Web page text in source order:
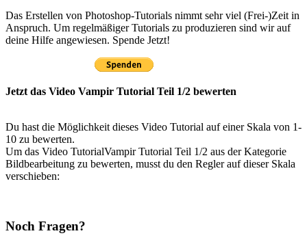
Das Erstellen von Photoshop-Tutorials nimmt sehr viel (Frei-)Zeit in
Anspruch. Um regelmäßiger Tutorials zu produzieren sind wir auf
deine Hilfe angewiesen. Spende Jetzt!
Jetzt das Video Vampir Tutorial Teil 1/2 bewerten
Du hast die Möglichkeit dieses Video Tutorial auf einer Skala von 1-
10 zu bewerten.
Um das Video TutorialVampir Tutorial Teil 1/2 aus der Kategorie
Bildbearbeitung zu bewerten, musst du den Regler auf dieser Skala
verschieben:
Noch Fragen?